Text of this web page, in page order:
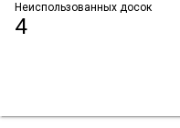
Неиспользованных досок
4